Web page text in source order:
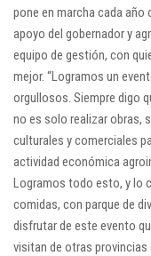
pone en marcha cada
apoyo del gobernador y
equipo de gestión, con
mejor. “Logramos un
orgullosos. Siempre digo
no es solo realizar obras,
culturales y comerciales
actividad económica
Logramos todo esto, y lo
comidas, con parque de
disfrutar de este evento
visitan de otras provincias